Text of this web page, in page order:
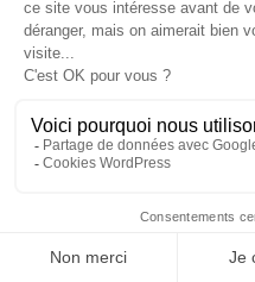
Naaia intègre
multi-éditeurs
Lire la suite
Voir toutes